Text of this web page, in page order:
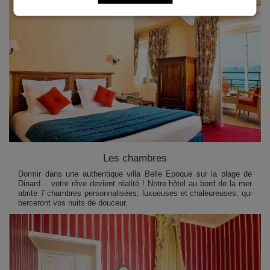
Les chambres
Dormir dans une authentique villa Belle Epoque sur la plage de
Dinard… votre rêve devient réalité ! Notre hôtel au bord de la mer
abrite 7 chambres personnalisées, luxueuses et chaleureuses, qui
berceront vos nuits de douceur.